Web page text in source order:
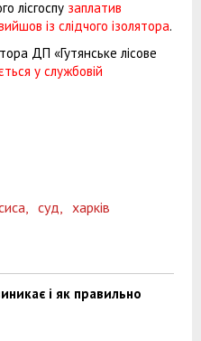
лісгоспу заплатив
із слідчого ізолятора.
ДП «Гутянське лісове
у службовій
суд, харків
і як правильно